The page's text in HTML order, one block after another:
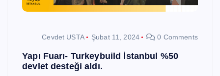
Cevdet USTA Şubat 11, 2024 0 Comments
Yapı Fuarı- Turkeybuild İstanbul %50
devlet desteği aldı.